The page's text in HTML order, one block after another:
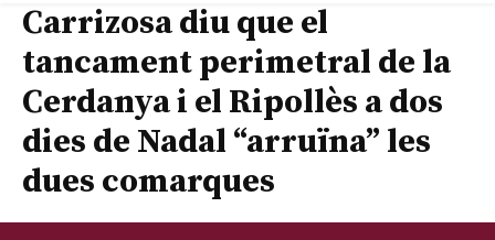
Carrizosa diu que el
tancament perimetral de la
Cerdanya i el Ripollès a dos
dies de Nadal “arruïna” les
dues comarques